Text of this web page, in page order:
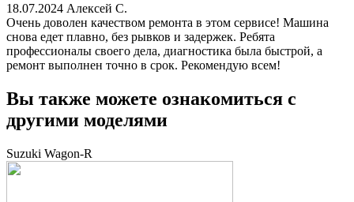
18.07.2024 Алексей С.
Очень доволен качеством ремонта в этом сервисе! Машина
снова едет плавно, без рывков и задержек. Ребята
профессионалы своего дела, диагностика была быстрой, а
ремонт выполнен точно в срок. Рекомендую всем!
Вы также можете ознакомиться с
другими моделями
Suzuki Wagon-R